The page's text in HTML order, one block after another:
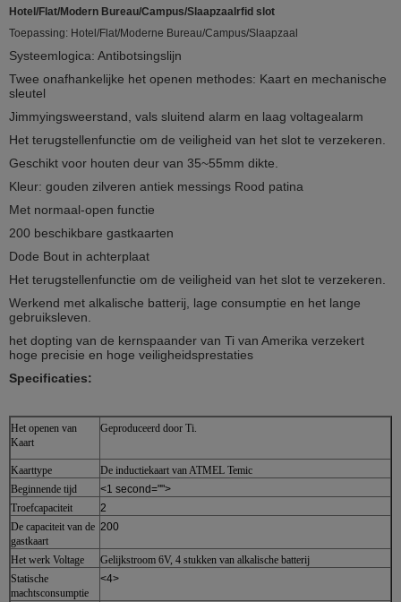
Hotel/Flat/Modern Bureau/Campus/Slaapzaalrfid slot
Toepassing: Hotel/Flat/Moderne Bureau/Campus/Slaapzaal
Systeemlogica: Antibotsingslijn
Twee onafhankelijke het openen methodes: Kaart en mechanische
sleutel
Jimmyingsweerstand, vals sluitend alarm en laag voltagealarm
Het terugstellenfunctie om de veiligheid van het slot te verzekeren.
Geschikt voor houten deur van 35~55mm dikte.
Kleur: gouden zilveren antiek messings Rood patina
Met normaal-open functie
200 beschikbare gastkaarten
Dode Bout in achterplaat
Het terugstellenfunctie om de veiligheid van het slot te verzekeren.
Werkend met alkalische batterij, lage consumptie en het lange
gebruiksleven.
het dopting van de kernspaander van Ti van Amerika verzekert
hoge precisie en hoge veiligheidsprestaties
Specificaties:
Het openen van
Kaart
Geproduceerd door Ti.
Kaarttype
De inductiekaart van ATMEL Temic
Beginnende tijd
<1 second="">
Troefcapaciteit
2
De capaciteit van de
gastkaart
200
Het werk Voltage
Gelijkstroom 6V, 4 stukken van alkalische batterij
Statische
machtsconsumptie
<4>